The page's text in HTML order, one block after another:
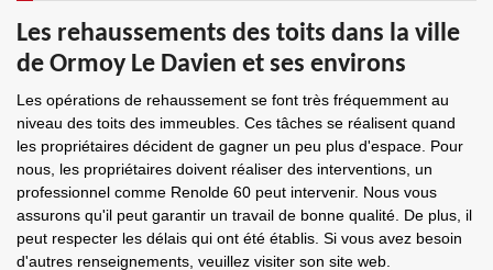
Les rehaussements des toits dans la ville
de Ormoy Le Davien et ses environs
Les opérations de rehaussement se font très fréquemment au
niveau des toits des immeubles. Ces tâches se réalisent quand
les propriétaires décident de gagner un peu plus d'espace. Pour
nous, les propriétaires doivent réaliser des interventions, un
professionnel comme Renolde 60 peut intervenir. Nous vous
assurons qu'il peut garantir un travail de bonne qualité. De plus, il
peut respecter les délais qui ont été établis. Si vous avez besoin
d'autres renseignements, veuillez visiter son site web.